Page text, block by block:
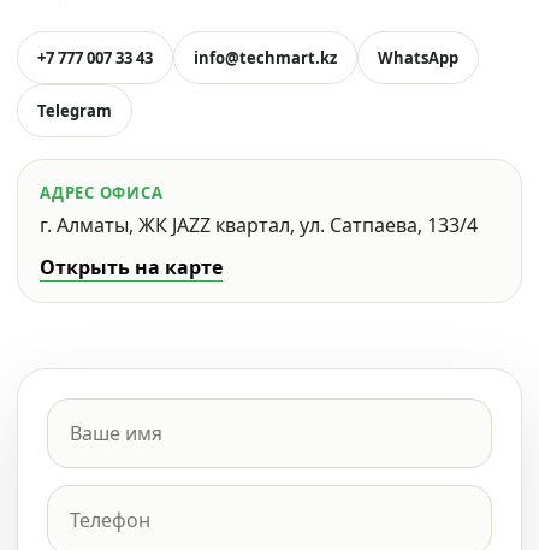
+7 777 007 33 43 info@techmart.kz WhatsApp
Telegram
АДРЕС ОФИСА
г. Алматы, ЖК JAZZ квартал, ул. Сатпаева, 133/4
Открыть на карте